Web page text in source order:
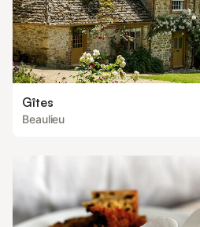
Gîtes
Beaulieu